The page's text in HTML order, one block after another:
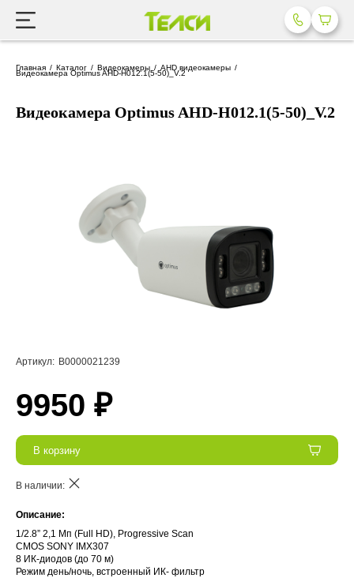
Главная Каталог Видеокамеры AHD видеокамеры
Видеокамера Optimus AHD-H012.1(5-50)_V.2
Видеокамера Optimus AHD-H012.1(5-50)_V.2
Артикул: В0000021239
9950 ₽
В корзину
В наличии:
Описание:
1/2.8” 2,1 Мп (Full HD), Progressive Scan
CMOS SONY IMX307
8 ИК-диодов (до 70 м)
Режим день/ночь, встроенный ИК- фильтр